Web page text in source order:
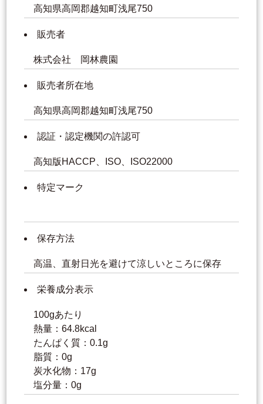
高知県高岡郡越知町浅尾750
販売者
株式会社 岡林農園
販売者所在地
高知県高岡郡越知町浅尾750
認証・認定機関の許認可
高知版HACCP、ISO、ISO22000
特定マーク
保存方法
高温、直射日光を避けて涼しいところに保存
栄養成分表示
100gあたり
熱量：64.8kcal
たんぱく質：0.1g
脂質：0g
炭水化物：17g
塩分量：0g